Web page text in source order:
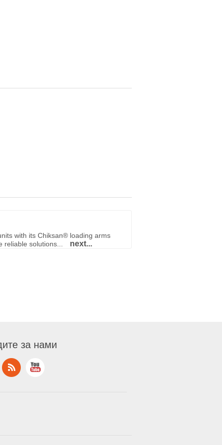
with its Chiksan® loading arms
reliable solutions...
next...
за нами